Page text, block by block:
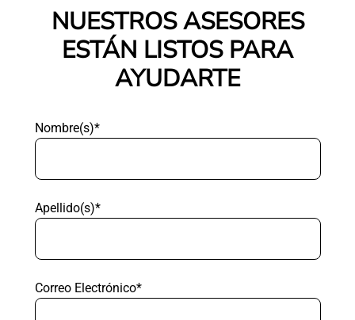
NUESTROS ASESORES
ESTÁN LISTOS PARA
AYUDARTE
Nombre(s)*
Apellido(s)*
Correo Electrónico*